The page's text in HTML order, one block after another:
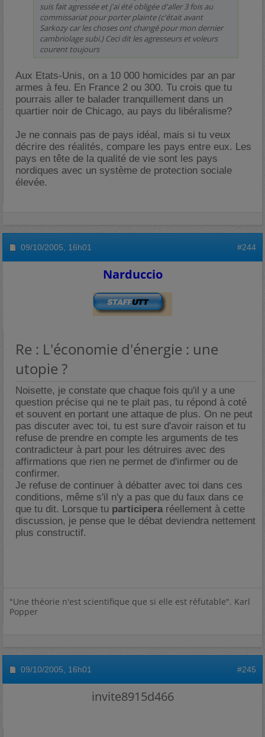
suis fait agressée et j'ai été obligée d'aller 3 fois au
commissariat pour porter plainte (c'était avant
Sarkozy car les choses ont changé pour mon dernier
cambriolage subi.) Ceci dit les agresseurs et voleurs
courent toujours
Aux Etats-Unis, on a 10 000 homicides par an par
armes à feu. En France 2 ou 300. Tu crois que tu
pourrais aller te balader tranquillement dans un
quartier noir de Chicago, au pays du libéralisme?
Je ne connais pas de pays idéal, mais si tu veux
décrire des réalités, compare les pays entre eux. Les
pays en tête de la qualité de vie sont les pays
nordiques avec un système de protection sociale
élevée.
09/10/2005, 16h01 #244
Narduccio
Re : L'économie d'énergie : une
utopie ?
Noisette, je constate que chaque fois qu'il y a une
question précise qui ne te plait pas, tu répond à coté
et souvent en portant une attaque de plus. On ne peut
pas discuter avec toi, tu est sure d'avoir raison et tu
refuse de prendre en compte les arguments de tes
contradicteur à part pour les détruires avec des
affirmations que rien ne permet de d'infirmer ou de
confirmer.
Je refuse de continuer à débatter avec toi dans ces
conditions, même s'il n'y a pas que du faux dans ce
que tu dit. Lorsque tu participeraréellement à cette
discussion, je pense que le débat deviendra nettement
plus constructif.
"Une théorie n'est scientifique que si elle est réfutable". Karl
Popper
09/10/2005, 16h01 #245
invite8915d466